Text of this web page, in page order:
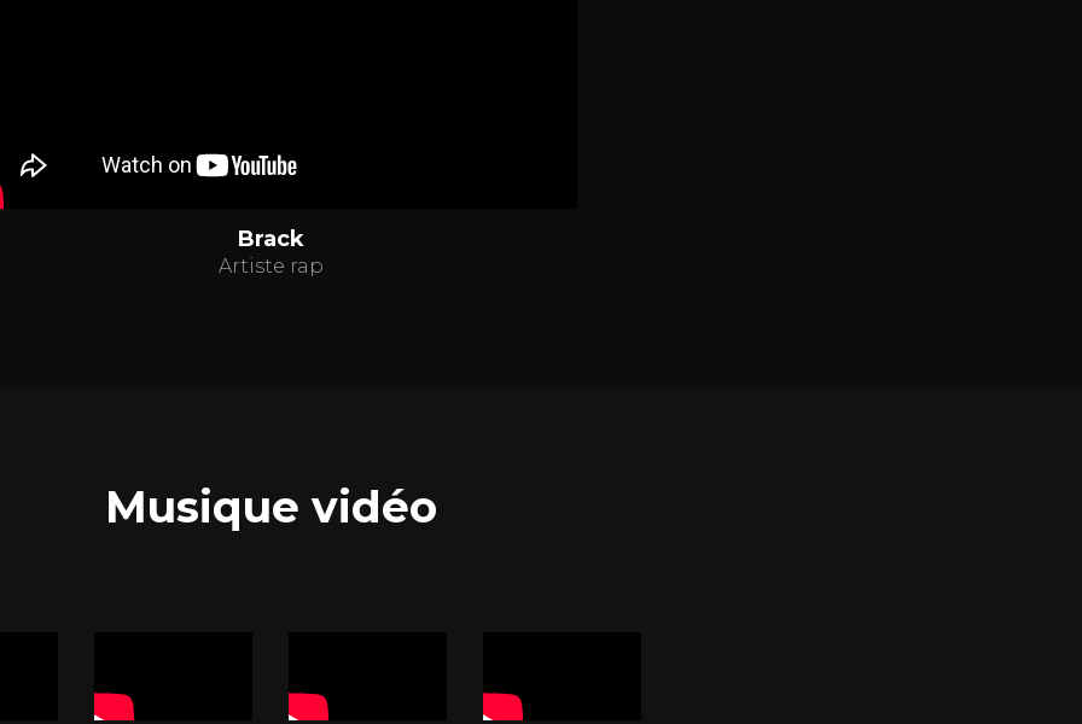
Brack
Artiste rap
Musique vidéo